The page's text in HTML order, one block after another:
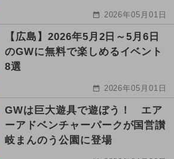
2026年05月01日
【広島】2026年5月2日～5月6日
のGWに無料で楽しめるイベント
8選
2026年05月01日
GWは巨大遊具で遊ぼう！ エア
ーアドベンチャーパークが国営讃
岐まんのう公園に登場